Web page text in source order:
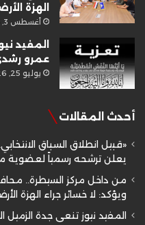
الهزة
أغسطس 3, 2026
المفيد
عمرو
يوليو 25, 2026
أحدث المقالات
«قبيل انطلاق السباق
يعلن ترشحه رسمياً لعضوية
من داخل مركز السيطرة..
ويؤكد: لا خسائر جراء الهزة
المفيد نيوز تنعى جدة